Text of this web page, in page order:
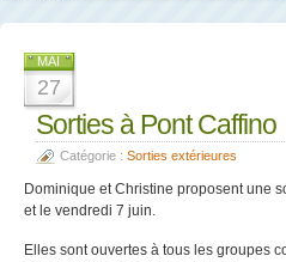
MAI
27
Sorties à Pont Caffino
Catégorie : Sorties extérieures
Dominique et Christine proposent une
et le vendredi 7 juin.
Elles sont ouvertes à tous les groupes